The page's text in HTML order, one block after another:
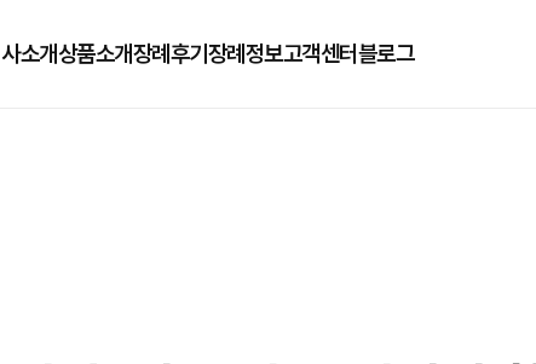
소개상품소개장례후기 장례정보고객센터블로그